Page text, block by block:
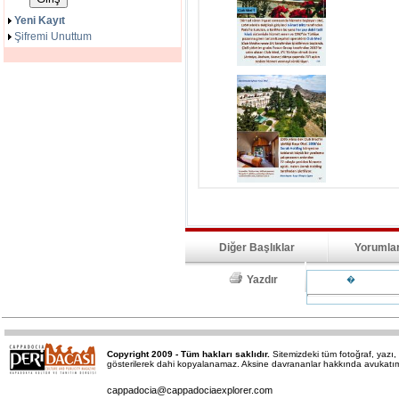
Yeni Kayıt
Şifremi Unuttum
Diğer Başlıklar
Yazdır �
Copyright 2009 - Tüm hakları saklıdır. Sitemizdeki tüm fotoğraf,
gösterilerek dahi kopyalanamaz. Aksine davrananlar hakkında
cappadocia@cappadociaexplorer.com